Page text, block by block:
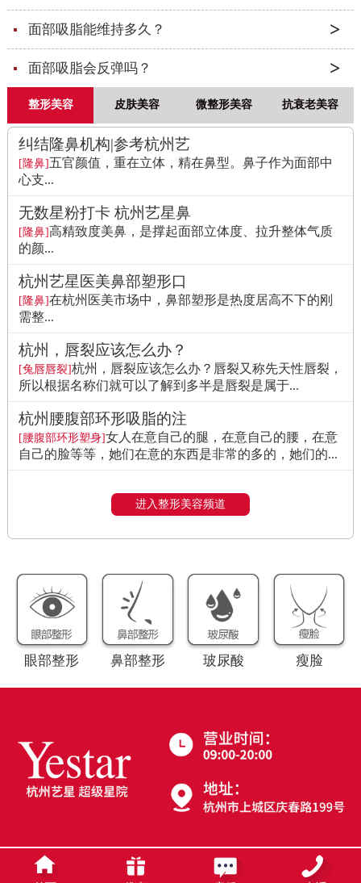
面部吸脂能维持多久？
面部吸脂会反弹吗？
整形美容 皮肤美容 微整形美容 抗衰老美容
纠结隆鼻机构|参考杭州艺
[隆鼻]五官颜值，重在立体，精在鼻型。鼻子作为面部中
心支...
无数星粉打卡 杭州艺星鼻
[隆鼻]高精致度美鼻，是撑起面部立体度、拉升整体气质
的颜...
杭州艺星医美鼻部塑形口
[隆鼻]在杭州医美市场中，鼻部塑形是热度居高不下的刚
需整...
杭州，唇裂应该怎么办？
[兔唇唇裂]杭州，唇裂应该怎么办？唇裂又称先天性唇裂，
所以根据名称们就可以了解到多半是唇裂是属于...
杭州腰腹部环形吸脂的注
[腰腹部环形塑身]女人在意自己的腿，在意自己的腰，在意
自己的脸等等，她们在意的东西是非常的多的，她们的...
进入整形美容频道
眼部整形 鼻部整形 玻尿酸 瘦脸